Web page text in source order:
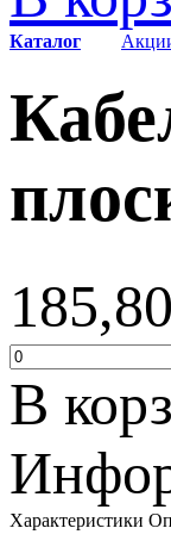
Каталог
В
Характеристики